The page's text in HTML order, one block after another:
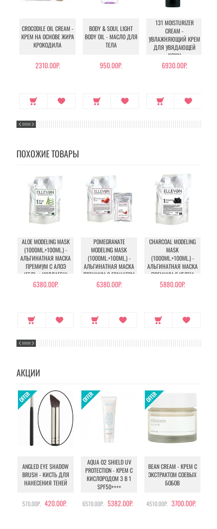
CROCODILE OIL CREAM -
КРЕМ НА ОСНОВЕ ЖИРА
КРОКОДИЛА
2310.00Р.
BODY & SOUL LIGHT
BODY OIL - МАСЛО ДЛЯ
ТЕЛА
950.00Р.
131 MOISTURIZER
CREAM -
УВЛАЖНЯЮЩИЙ КРЕМ
ДЛЯ УВЯДАЮЩЕЙ
КОЖИ
6930.00Р.
ПОХОЖИЕ ТОВАРЫ
ALOE MODELING MASK
(1000ML.+100ML.) -
АЛЬГИНАТНАЯ МАСКА
ПРЕМИУМ С АЛОЭ
(ГЕЛЬ + КОЛЛАГЕН)
6380.00Р.
POMEGRANATE
MODELING MASK
(1000ML.+100ML.) -
АЛЬГИНАТНАЯ МАСКА
ПРЕМИУМ С ГРАНАТОМ
(ГЕЛЬ + КОЛЛАГЕН)
6380.00Р.
CHARCOAL MODELING
MASK
(1000ML.+100ML.) -
АЛЬГИНАТНАЯ МАСКА
ПРЕМИУМ С УГЛЕМ
(ГЕЛЬ + КОЛЛАГЕН)
5880.00Р.
АКЦИИ
ANGLED EYE SHADOW
BRUSH - КИСТЬ ДЛЯ
НАНЕСЕНИЯ ТЕНЕЙ
570.00Р. 420.00Р.
AQUA O2 SHIELD UV
PROTECTION - КРЕМ С
КИСЛОРОДОМ 3 В 1
SPF50++++
6570.00Р. 5382.00Р.
BEAN CREAM - КРЕМ С
ЭКСТРАКТОМ СОЕВЫХ
БОБОВ
4510.00Р. 3700.00Р.